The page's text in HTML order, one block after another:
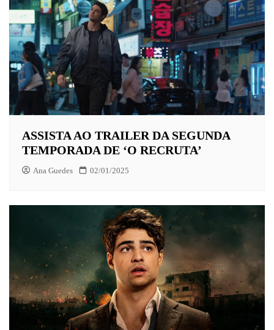
ASSISTA AO TRAILER DA SEGUNDA
TEMPORADA DE ‘O RECRUTA’
Ana Guedes 02/01/2025